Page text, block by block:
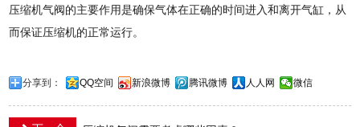
压缩机气阀的主要作用是确保气体在正确的时间进入和离开气缸，从
而保证压缩机的正常运行。
分享到： QQ空间 新浪微博 腾讯微博 人人网 微信